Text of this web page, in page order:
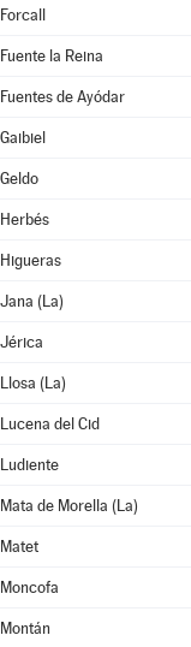
Forcall
Fuente la Reina
Fuentes de Ayódar
Gaibiel
Geldo
Herbés
Higueras
Jana (La)
Jérica
Llosa (La)
Lucena del Cid
Ludiente
Mata de Morella (La)
Matet
Moncofa
Montán